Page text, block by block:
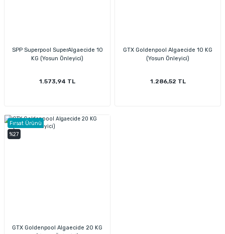
SPP Superpool SuperAlgaecide 10
KG (Yosun Önleyici)
1.573,94 TL
GTX Goldenpool Algaecide 10 KG
(Yosun Önleyici)
1.286,52 TL
Fırsat Ürünü
%27
GTX Goldenpool Algaecide 20 KG